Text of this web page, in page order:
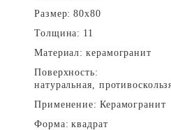
Размер: 80x80
Толщина: 11
Материал: керамогранит
Поверхность:
натуральная,
Применение: Керамогранит
Форма: квадрат